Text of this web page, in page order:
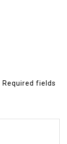
Required fields